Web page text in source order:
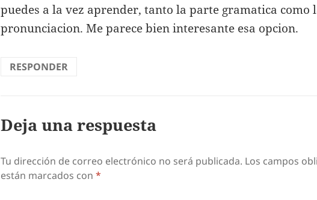
puedes a la vez aprender, tanto la parte gramatica como
pronunciacion. Me parece bien interesante esa opcion.
RESPONDER
Deja una respuesta
Tu dirección de correo electrónico no será publicada. Los campos
están marcados con*